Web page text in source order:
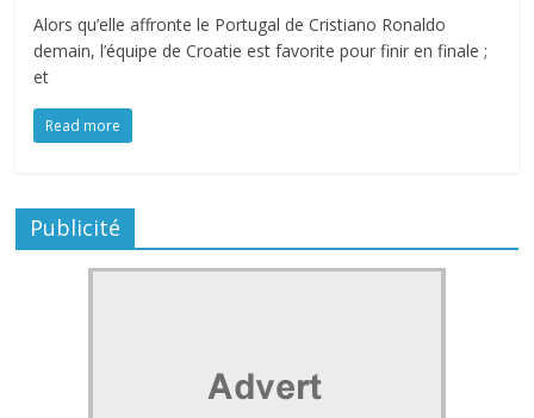
Alors qu’elle affronte le Portugal de Cristiano Ronaldo
demain, l’équipe de Croatie est favorite pour finir en finale ;
et
Read more
Publicité